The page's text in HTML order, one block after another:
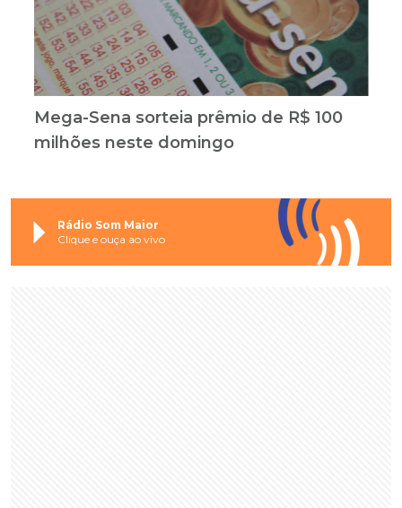
Mega-Sena sorteia prêmio de R$ 100
milhões neste domingo
Rádio Som Maior
Clique e ouça ao vivo